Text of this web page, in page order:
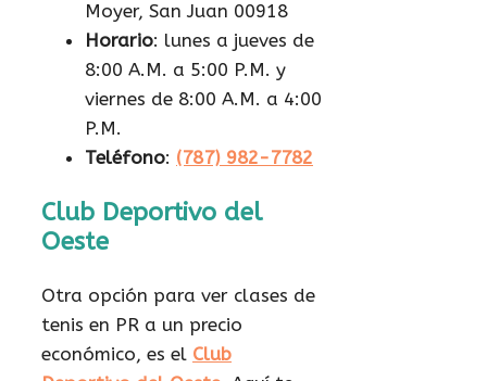
Moyer, San Juan 00918
Horario: lunes a jueves de
8:00 A.M. a 5:00 P.M. y
viernes de 8:00 A.M. a 4:00
P.M.
Teléfono: (787) 982-7782
Club Deportivo del
Oeste
Otra opción para ver clases de
tenis en PR a un precio
económico, es el Club